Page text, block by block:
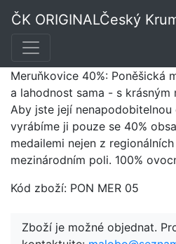
ČK ORIGINALČeský
Meruňkovice 40%: Poněšická
a lahodnost sama - s krásným
Aby jste její
vyrábíme ji pouze se 40%
medailemi nejen z
mezinárodním poli. 100%
Kód zboží: PON MER 05
Zboží je možné objednat.